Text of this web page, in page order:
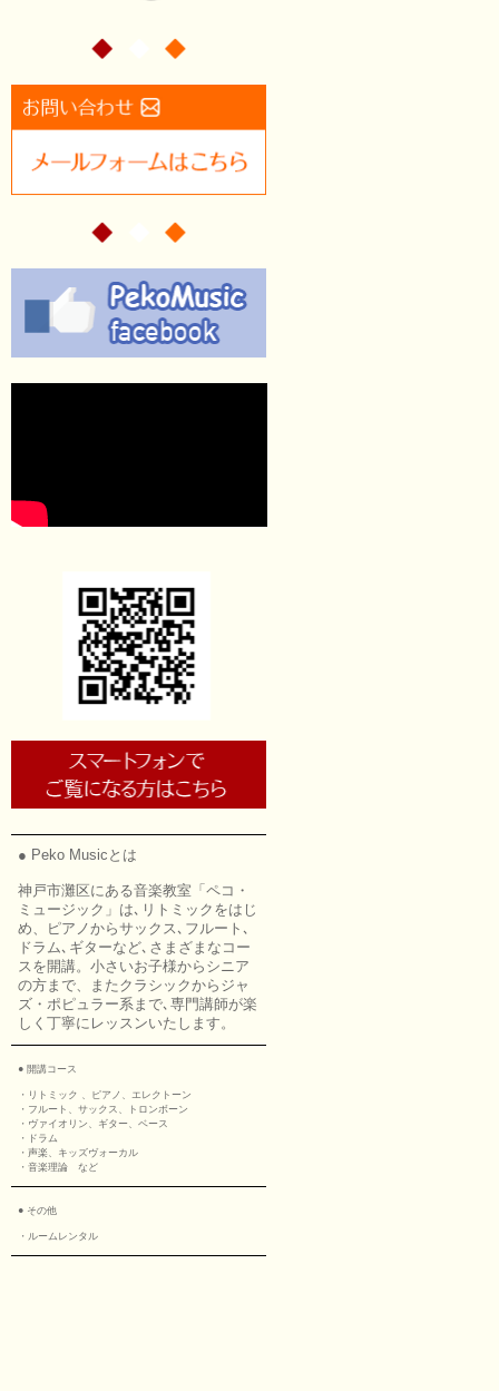
● Peko Musicとは
神戸市灘区にある音楽教室「ペコ・
ミュージック」は､リトミックをはじ
め、ピアノからサックス､フルート､
ドラム､ギターなど､さまざまなコー
スを開講。小さいお子様からシニア
の方まで、またクラシックからジャ
ズ・ポピュラー系まで､専門講師が楽
しく丁寧にレッスンいたします。
● 開講コース
・リトミック 、ピアノ、エレクトーン
・フルート、サックス、トロンボーン
・ヴァイオリン、ギター、ベース
・ドラム
・声楽、キッズヴォーカル
・音楽理論 など
● その他
・ルームレンタル